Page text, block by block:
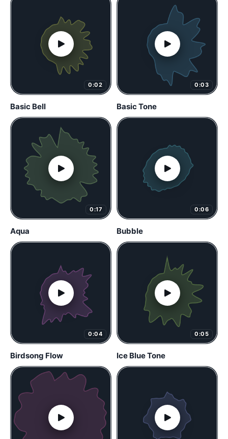
0:02
Basic Bell
0:03
Basic Tone
0:17
Aqua
0:06
Bubble
0:04
Birdsong Flow
0:05
Ice Blue Tone